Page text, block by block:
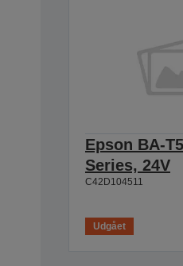
Epson BA-
Series, 24V
C42D104511
Udgået